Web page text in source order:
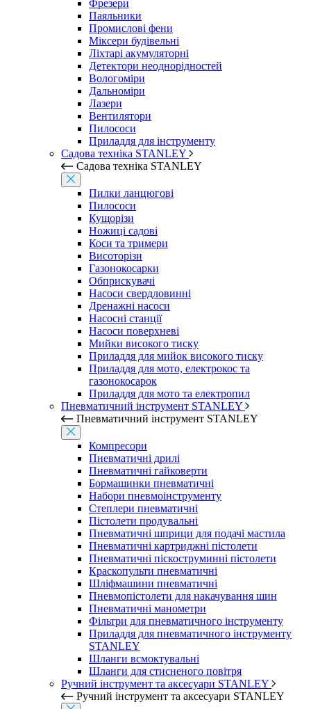
Фрезери
Паяльники
Промислові фени
Міксери будівельні
Ліхтарі акумуляторні
Детектори неоднорідностей
Вологоміри
Дальноміри
Лазери
Вентилятори
Пилососи
Приладдя для інструменту
Садова техніка STANLEY
Садова техніка STANLEY
Пилки ланцюгові
Пилососи
Кущорізи
Ножиці садові
Коси та тримери
Висоторізи
Газонокосарки
Обприскувачі
Насоси свердловинні
Дренажні насоси
Насосні станції
Насоси поверхневі
Мийки високого тиску
Приладдя для мийок високого тиску
Приладдя для мото, електрокос та
газонокосарок
Приладдя для мото та електропил
Пневматичний інструмент STANLEY
Пневматичний інструмент STANLEY
Компресори
Пневматичні дрилі
Пневматичні гайковерти
Бормашинки пневматичні
Набори пневмоінструменту
Степлери пневматичні
Пістолети продувальні
Пневматичні шприци для подачі мастила
Пневматичні картриджні пістолети
Пневматичні піскоструминні пістолети
Краскопульти пневматичні
Шліфмашини пневматичні
Пневмопістолети для накачування шин
Пневматичні манометри
Фільтри для пневматичного інструменту
Приладдя для пневматичного інструменту
STANLEY
Шланги всмоктувальні
Шланги для стисненого повітря
Ручний інструмент та аксесуари STANLEY
Ручний інструмент та аксесуари STANLEY